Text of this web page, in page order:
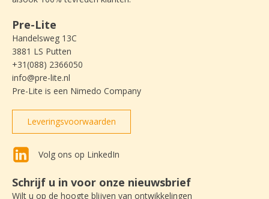
Pre-Lite
Handelsweg 13C
3881 LS Putten
+31(088) 2366050
info@pre-lite.nl
Pre-Lite is een Nimedo Company
Leveringsvoorwaarden
Volg ons op LinkedIn
Schrijf u in voor onze nieuwsbrief
Wilt u op de hoogte blijven van ontwikkelingen